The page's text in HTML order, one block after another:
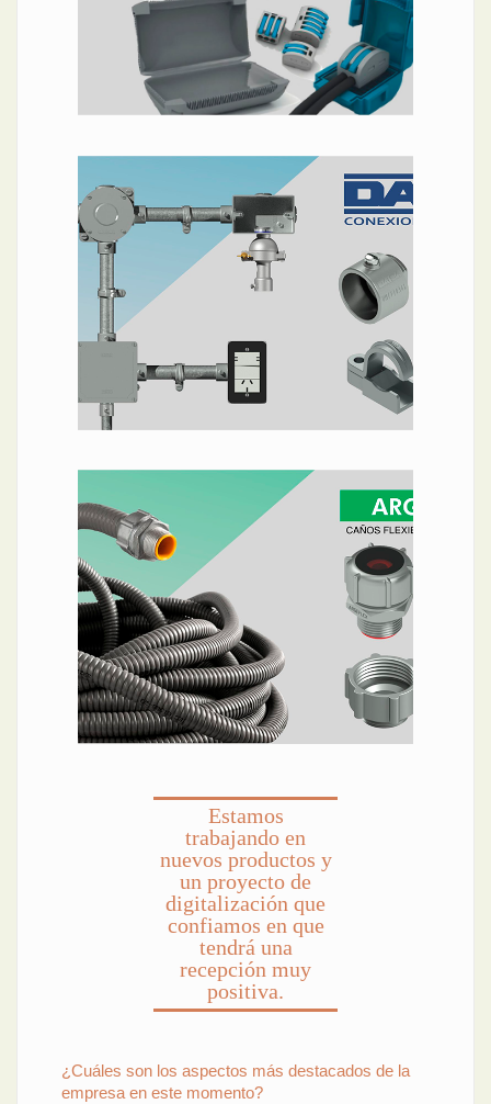
Estamos
trabajando en
nuevos productos y
un proyecto de
digitalización que
confiamos en que
tendrá una
recepción muy
positiva.
¿Cuáles son los aspectos más destacados de la
empresa en este momento?